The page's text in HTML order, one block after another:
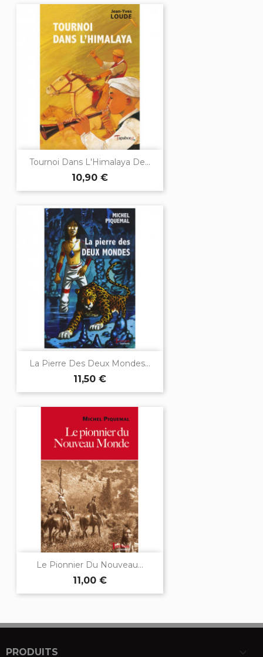
Tournoi Dans L'Himalaya De...
10,90 €
La Pierre Des Deux Mondes...
11,50 €
Le Pionnier Du Nouveau...
11,00 €
PRODUITS 